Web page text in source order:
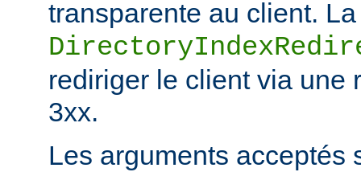
transparente au client.
rediriger le client via une
3xx.
Les arguments acceptés